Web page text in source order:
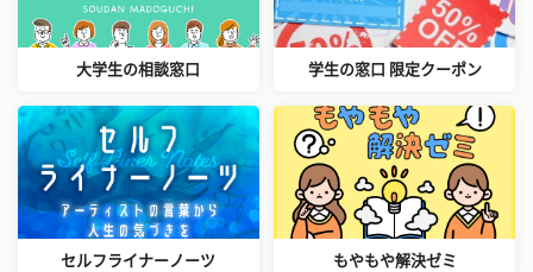
大学生の相談窓口 学生の窓口 限定クーポン
セルフライナーノーツ もやもや解決ゼミ